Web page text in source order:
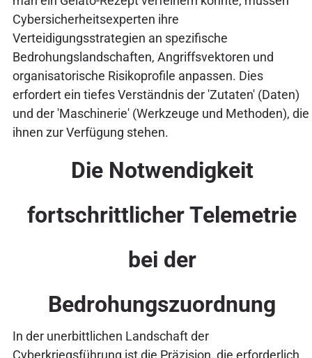
Cybersicherheitsexperten ihre
Verteidigungsstrategien an spezifische
Bedrohungslandschaften, Angriffsvektoren und
organisatorische Risikoprofile anpassen. Dies
erfordert ein tiefes Verständnis der 'Zutaten' (Daten)
und der 'Maschinerie' (Werkzeuge und Methoden), die
ihnen zur Verfügung stehen.
Die Notwendigkeit
fortschrittlicher Telemetrie
bei der
Bedrohungszuordnung
In der unerbittlichen Landschaft der
Cyberkriegsführung ist die Präzision, die erforderlich